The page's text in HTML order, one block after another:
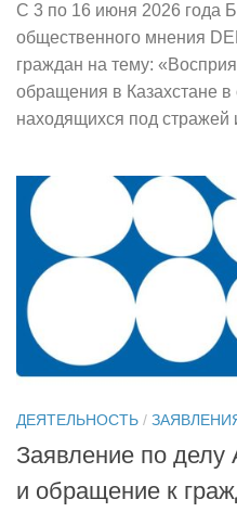
С 3 по 16 июня 2026 года
общественного мнения
граждан на тему:
обращения в Казахстане
находящихся под стражей
ДЕЯТЕЛЬНОСТЬ /
Заявление по делу
и обращение к